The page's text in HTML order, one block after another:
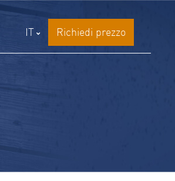
IT Richiedi prezzo